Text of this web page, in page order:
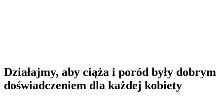
Działajmy, aby ciąża i poród były dobrym
doświadczeniem dla każdej kobiety